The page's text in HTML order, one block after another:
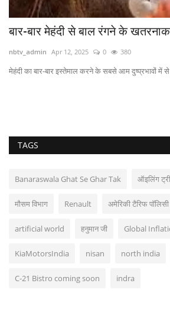
बार-बार मेहंदी से बाल रंगने के खतरनाक
nbtv_admin Apr 12, 2025 0 380
मेहंदी का बार-बार इस्तेमाल करने के सबसे आम दुष्प्रभावों
TAGS
Banaraswala Ghat Se Ghar Tak ऑइलिंग
मौसम विभाग Renault अमेरिकी टैरिफ पॉलिसी
artificial world हनुमान जी Global
KiaMotorsIndia nisan north india
C-21 Bistro coming soon indra